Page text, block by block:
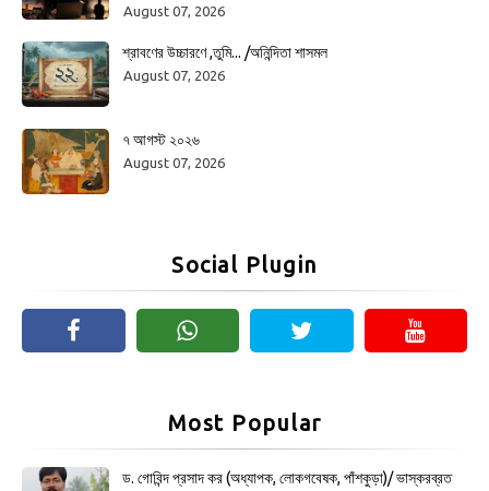
August 07, 2026
শ্রাবণের উচ্চারণে ,তুমি... /অনিন্দিতা শাসমল
August 07, 2026
৭ আগস্ট ২০২৬
August 07, 2026
Social Plugin
Most Popular
ড. গোবিন্দ প্রসাদ কর (অধ্যাপক, লোকগবেষক, পাঁশকুড়া)/ ভাস্করব্রত